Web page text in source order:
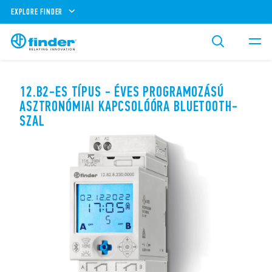
EXPLORE FINDER
12.B2-ES TÍPUS - ÉVES PROGRAMOZÁSÚ
ASZTRONÓMIAI KAPCSOLÓÓRA BLUETOOTH-
SZAL